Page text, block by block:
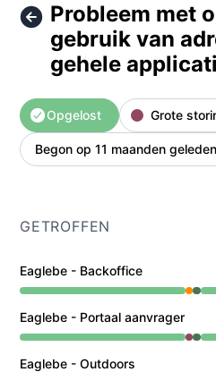
Probleem met
gebruik van
gehele
Opgelost Grote
Begon op 11 maanden geleden
GETROFFEN
Eaglebe - Backoffice
Gedeeltelijke storing van
Eaglebe - Portaal aanvrager
Grote storing van 11:41 AM
Eaglebe - Outdoors